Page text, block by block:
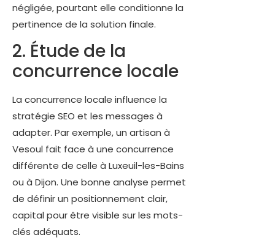
négligée, pourtant elle conditionne la
pertinence de la solution finale.
2. Étude de la
concurrence locale
La concurrence locale influence la
stratégie SEO et les messages à
adapter. Par exemple, un artisan à
Vesoul fait face à une concurrence
différente de celle à Luxeuil-les-Bains
ou à Dijon. Une bonne analyse permet
de définir un positionnement clair,
capital pour être visible sur les mots-
clés adéquats.